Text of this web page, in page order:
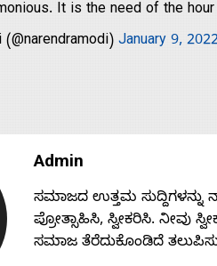
It is the need of the
January 9,
Admin
ಸಮಾಜದ ಉತ್ತಮ ಸುದ್ದಿಗಳನ್ನು
ಪ್ರೋತ್ಸಾಹಿಸಿ, ಸ್ವೀಕರಿಸಿ. ನೀವು
ಸಮಾಜ ತೆರೆದುಕೊಂಡಿದೆ